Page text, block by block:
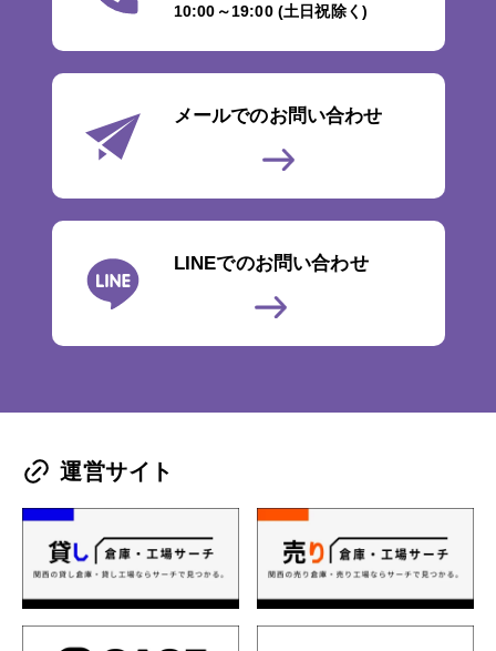
10:00～19:00 (土日祝除く)
メールでのお問い合わせ
LINEでのお問い合わせ
運営サイト